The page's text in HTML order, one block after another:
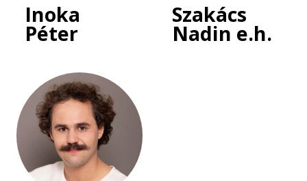
Inoka
Péter
Szakács
Nadin e.h.